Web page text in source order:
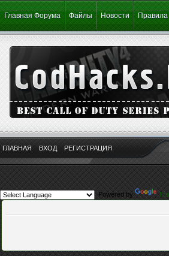
Главная Форума Файлы Новости Правила
ГЛАВНАЯ ВХОД РЕГИСТРАЦИЯ
Powered by